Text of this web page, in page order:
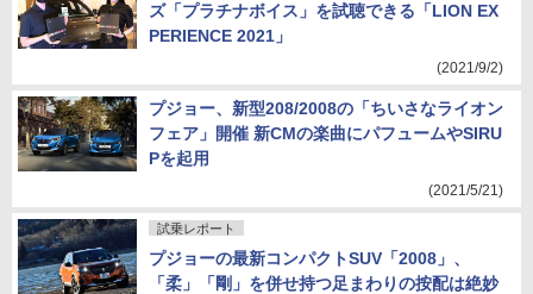
ズ「プラチナボイス」を試聴できる「LION EX
PERIENCE 2021」
(2021/9/2)
プジョー、新型208/2008の「ちいさなライオン
フェア」開催 新CMの楽曲にパフュームやSIRU
Pを起用
(2021/5/21)
試乗レポート
プジョーの最新コンパクトSUV「2008」、
「柔」「剛」を併せ持つ足まわりの按配は絶妙